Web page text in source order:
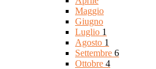
Maggio
Giugno
Luglio 1
Agosto 1
Settembre 6
Ottobre 4